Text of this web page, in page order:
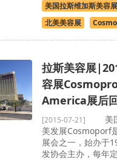
美国拉斯维加斯美容展
北美美容展
拉斯美容展
容展
America展后
[2015-07-21]
美国
美发展Cosmoporf
展会之一，始办于
发协会主办，每年